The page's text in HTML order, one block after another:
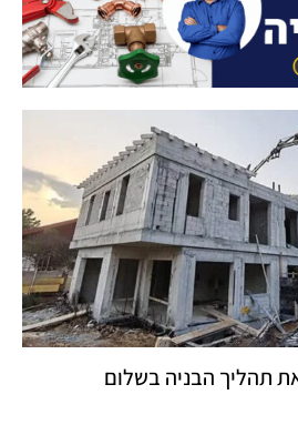
תהליך הבניה בשלום